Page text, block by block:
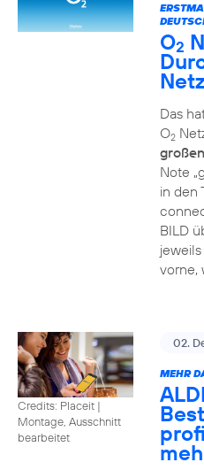
O2
Das
O2
Note
in den
BILD
vorne,
Credits: Placeit |
Montage, Ausschnitt
bearbeitet
02.
MEHR